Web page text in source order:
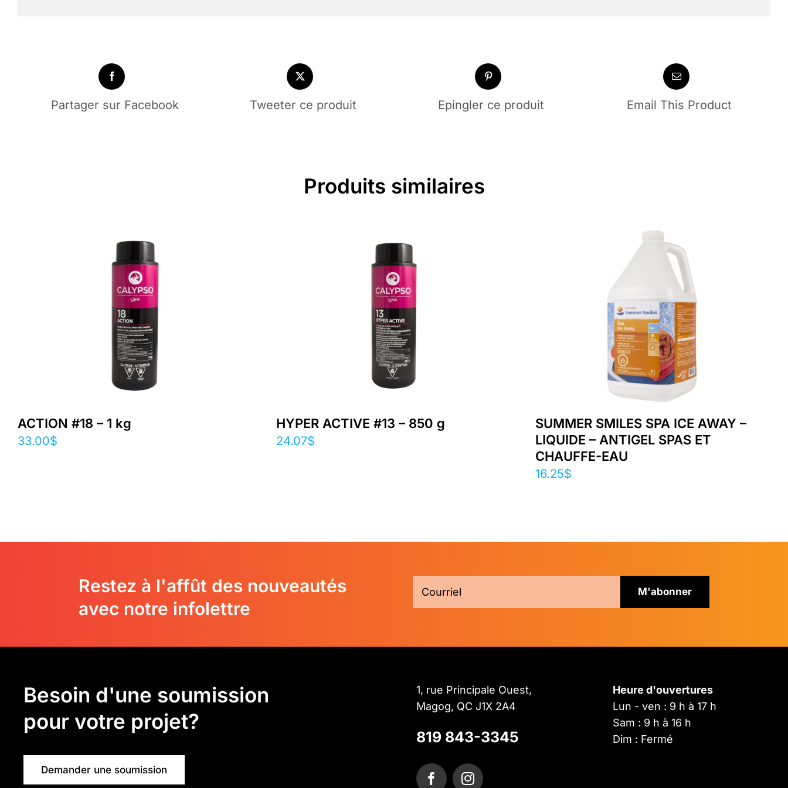
Partager sur Facebook Tweeter ce produit Epingler ce produit Email This Product
Produits similaires
ACTION #18 – 1 kg
33.00$
HYPER ACTIVE #13 – 850 g
24.07$
SUMMER SMILES SPA ICE AWAY –
LIQUIDE – ANTIGEL SPAS ET
CHAUFFE-EAU
16.25$
Restez à l'affût des nouveautés
avec notre infolettre
Besoin d'une soumission
pour votre projet?
Demander une soumission
1, rue Principale Ouest,
Magog, QC J1X 2A4
819 843-3345
Heure d'ouvertures
Lun - ven : 9 h à 17 h
Sam : 9 h à 16 h
Dim : Fermé